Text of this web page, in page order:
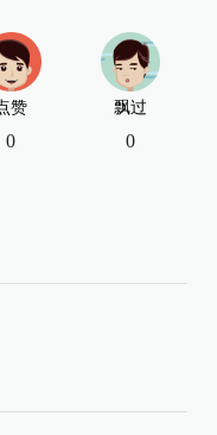
赞
0
飘过
0